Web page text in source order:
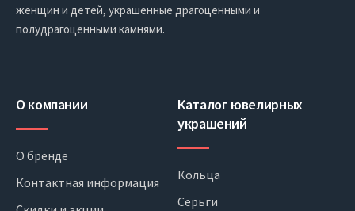
женщин и детей, украшенные драгоценными и
полудрагоценными камнями.
О компании
О бренде
Контактная информация
Каталог ювелирных
украшений
Кольца
Серьги